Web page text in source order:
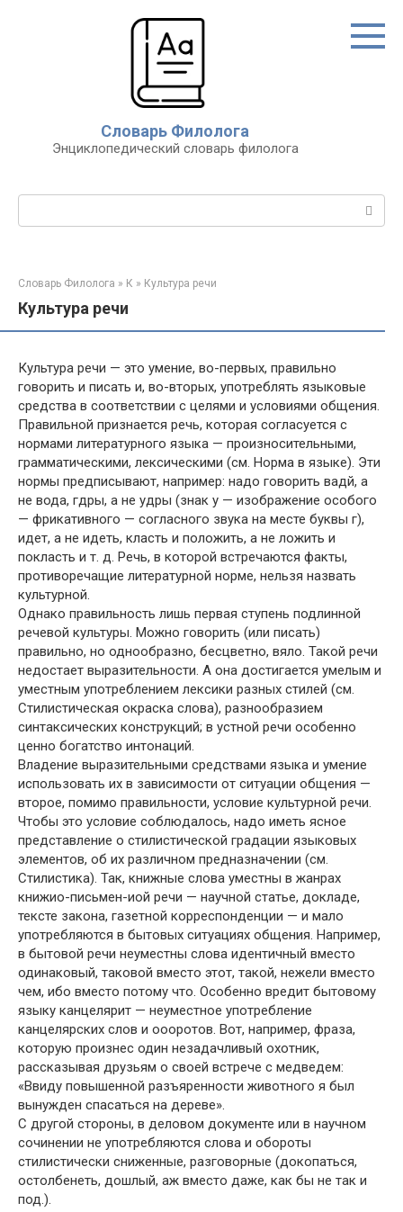
Словарь Филолога
Энциклопедический словарь филолога
Словарь Филолога » К » Культура речи
Культура речи
Культура речи — это умение, во-первых, правильно
говорить и писать и, во-вторых, употреблять языковые
средства в соответствии с целями и условиями общения.
Правильной признается речь, которая согласуется с
нормами литературного языка — произносительными,
грамматическими, лексическими (см. Норма в языке). Эти
нормы предписывают, например: надо говорить вадй, а
не вода, гдры, а не удры (знак у — изображение особого
— фрикативного — согласного звука на месте буквы г),
идет, а не идеть, класть и положить, а не ложить и
покласть и т. д. Речь, в которой встречаются факты,
противоречащие литературной норме, нельзя назвать
культурной.
Однако правильность лишь первая ступень подлинной
речевой культуры. Можно говорить (или писать)
правильно, но однообразно, бесцветно, вяло. Такой речи
недостает выразительности. А она достигается умелым и
уместным употреблением лексики разных стилей (см.
Стилистическая окраска слова), разнообразием
синтаксических конструкций; в устной речи особенно
ценно богатство интонаций.
Владение выразительными средствами языка и умение
использовать их в зависимости от ситуации общения —
второе, помимо правильности, условие культурной речи.
Чтобы это условие соблюдалось, надо иметь ясное
представление о стилистической градации языковых
элементов, об их различном предназначении (см.
Стилистика). Так, книжные слова уместны в жанрах
книжио-письмен-иой речи — научной статье, докладе,
тексте закона, газетной корреспонденции — и мало
употребляются в бытовых ситуациях общения. Например,
в бытовой речи неуместны слова идентичный вместо
одинаковый, таковой вместо этот, такой, нежели вместо
чем, ибо вместо потому что. Особенно вредит бытовому
языку канцелярит — неуместное употребление
канцелярских слов и оооротов. Вот, например, фраза,
которую произнес один незадачливый охотник,
рассказывая друзьям о своей встрече с медведем:
«Ввиду повышенной разъяренности животного я был
вынужден спасаться на дереве».
С другой стороны, в деловом документе или в научном
сочинении не употребляются слова и обороты
стилистически сниженные, разговорные (докопаться,
остолбенеть, дошлый, аж вместо даже, как бы не так и
под.).